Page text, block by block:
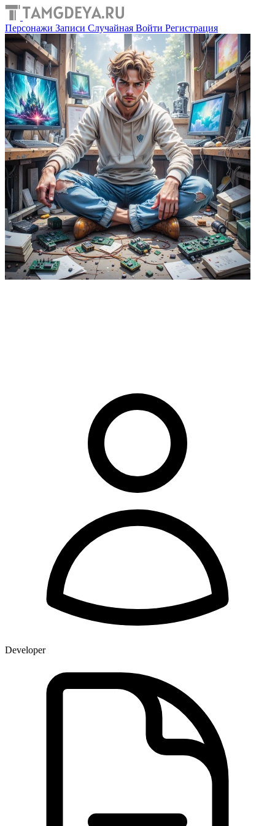
Персонажи Записи Случайная Войти Регистрация
Developer